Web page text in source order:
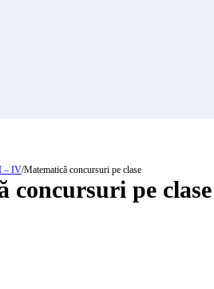
– IV/Matematică concursuri pe clase
concursuri pe clase